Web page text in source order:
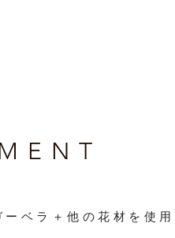
ーベラ＋他の花材を使用